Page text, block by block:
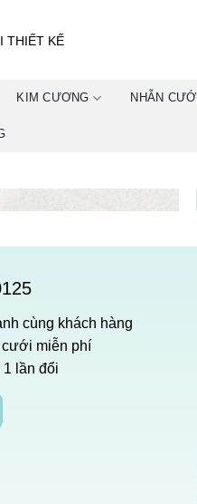
THIẾT KẾ
KIM CƯƠNG NHẪN CƯỚI
cùng khách hàng
cưới miễn phí
1 lần đổi